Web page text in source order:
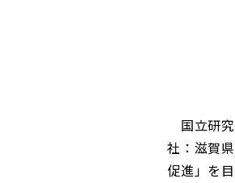
国立研
社：滋賀
促進」を